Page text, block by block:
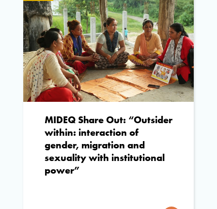
MIDEQ Share Out: “Outsider
within: interaction of
gender, migration and
sexuality with institutional
power”